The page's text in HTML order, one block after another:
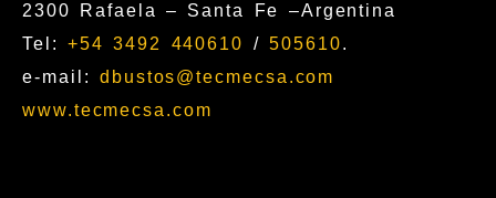
2300 Rafaela – Santa Fe –Argentina
Tel:+54 3492 440610 / 505610.
e-mail: dbustos@tecmecsa.com
www.tecmecsa.com